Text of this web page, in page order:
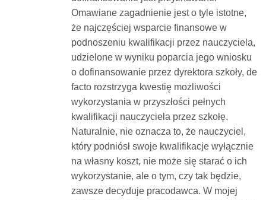
Omawiane zagadnienie jest o tyle istotne,
że najczęściej wsparcie finansowe w
podnoszeniu kwalifikacji przez nauczyciela,
udzielone w wyniku poparcia jego wniosku
o dofinansowanie przez dyrektora szkoły, de
facto rozstrzyga kwestię możliwości
wykorzystania w przyszłości pełnych
kwalifikacji nauczyciela przez szkołę.
Naturalnie, nie oznacza to, że nauczyciel,
który podniósł swoje kwalifikacje wyłącznie
na własny koszt, nie może się starać o ich
wykorzystanie, ale o tym, czy tak będzie,
zawsze decyduje pracodawca. W mojej